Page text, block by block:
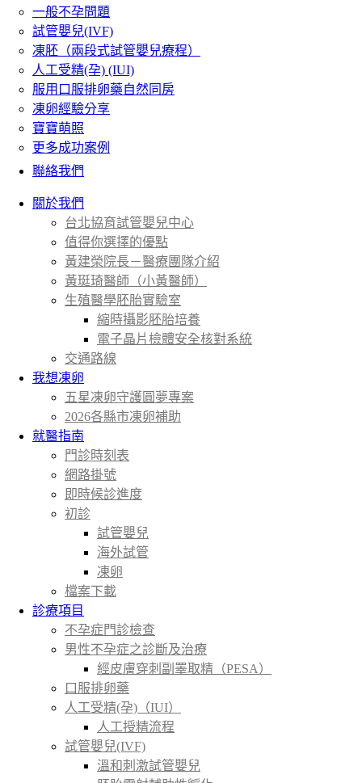
一般不孕問題
試管嬰兒(IVF)
凍胚（兩段式試管嬰兒療程）
人工受精(孕) (IUI)
服用口服排卵藥自然同房
凍卵經驗分享
寶寶萌照
更多成功案例
聯絡我們
關於我們
台北協育試管嬰兒中心
值得你選擇的優點
黃建榮院長－醫療團隊介紹
黃珽琦醫師（小黃醫師）
生殖醫學胚胎實驗室
縮時攝影胚胎培養
電子晶片檢體安全核對系統
交通路線
我想凍卵
五星凍卵守護圓夢專案
2026各縣市凍卵補助
就醫指南
門診時刻表
網路掛號
即時候診進度
初診
試管嬰兒
海外試管
凍卵
檔案下載
診療項目
不孕症門診檢查
男性不孕症之診斷及治療
經皮膚穿刺副睪取精（PESA）
口服排卵藥
人工受精(孕)（IUI）
人工授精流程
試管嬰兒(IVF)
溫和刺激試管嬰兒